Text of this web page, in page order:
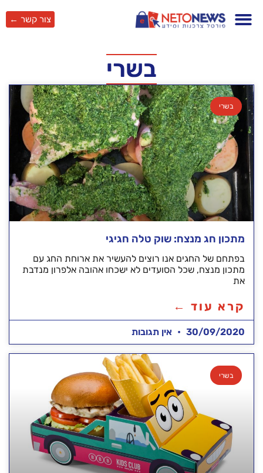
צור קשר ←
בשרי
בשרי
מתכון חג מנצח: שוק טלה חגיגי
בפתחם של החגים אנו רוצים להעשיר את ארוחת החג עם
מתכון מנצח, שכל הסועדים לא ישכחו אהובה אלפרון מנדבת
את
קרא עוד ←
30/09/2020 אין תגובות
בשרי